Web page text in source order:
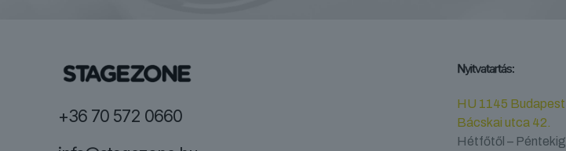
+36 70 572 0660
Nyitvatartás:
HU 1145 Budapest
Bácskai utca 42.
Hétfőtől – Péntekig